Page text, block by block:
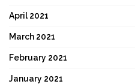
April 2021
March 2021
February 2021
January 2021